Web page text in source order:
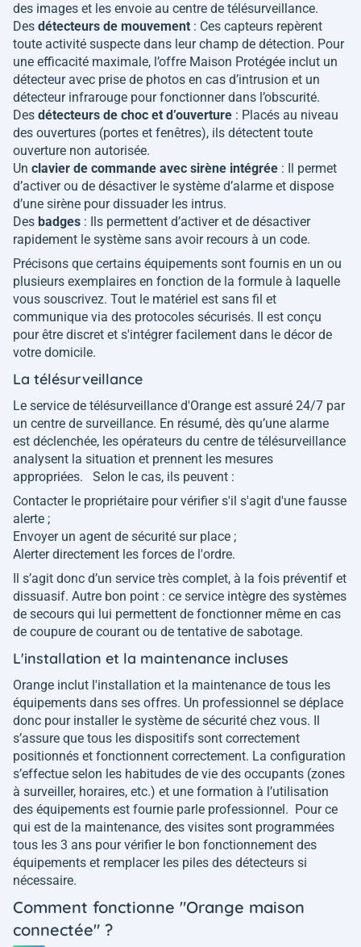
des images et les envoie au centre de télésurveillance.
Des détecteurs de mouvement : Ces capteurs repèrent
toute activité suspecte dans leur champ de détection. Pour
une efficacité maximale, l’offre Maison Protégée inclut un
détecteur avec prise de photos en cas d’intrusion et un
détecteur infrarouge pour fonctionner dans l’obscurité.
Des détecteurs de choc et d’ouverture : Placés au niveau
des ouvertures (portes et fenêtres), ils détectent toute
ouverture non autorisée.
Un clavier de commande avec sirène intégrée : Il permet
d’activer ou de désactiver le système d’alarme et dispose
d’une sirène pour dissuader les intrus.
Des badges : Ils permettent d’activer et de désactiver
rapidement le système sans avoir recours à un code.
Précisons que certains équipements sont fournis en un ou
plusieurs exemplaires en fonction de la formule à laquelle
vous souscrivez. Tout le matériel est sans fil et
communique via des protocoles sécurisés. Il est conçu
pour être discret et s'intégrer facilement dans le décor de
votre domicile.
La télésurveillance
Le service de télésurveillance d'Orange est assuré 24/7 par
un centre de surveillance. En résumé, dès qu’une alarme
est déclenchée, les opérateurs du centre de télésurveillance
analysent la situation et prennent les mesures
appropriées. Selon le cas, ils peuvent :
Contacter le propriétaire pour vérifier s'il s'agit d'une fausse
alerte ;
Envoyer un agent de sécurité sur place ;
Alerter directement les forces de l'ordre.
Il s’agit donc d’un service très complet, à la fois préventif et
dissuasif. Autre bon point : ce service intègre des systèmes
de secours qui lui permettent de fonctionner même en cas
de coupure de courant ou de tentative de sabotage.
L'installation et la maintenance incluses
Orange inclut l'installation et la maintenance de tous les
équipements dans ses offres. Un professionnel se déplace
donc pour installer le système de sécurité chez vous. Il
s’assure que tous les dispositifs sont correctement
positionnés et fonctionnent correctement. La configuration
s’effectue selon les habitudes de vie des occupants (zones
à surveiller, horaires, etc.) et une formation à l’utilisation
des équipements est fournie parle professionnel. Pour ce
qui est de la maintenance, des visites sont programmées
tous les 3 ans pour vérifier le bon fonctionnement des
équipements et remplacer les piles des détecteurs si
nécessaire.
Comment fonctionne "Orange maison
connectée" ?